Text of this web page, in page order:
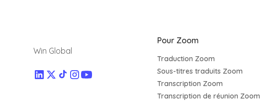
Win Global
Pour Zoom
Traduction Zoom
Sous-titres traduits Zoom
Transcription Zoom
Transcription de réunion Zoom